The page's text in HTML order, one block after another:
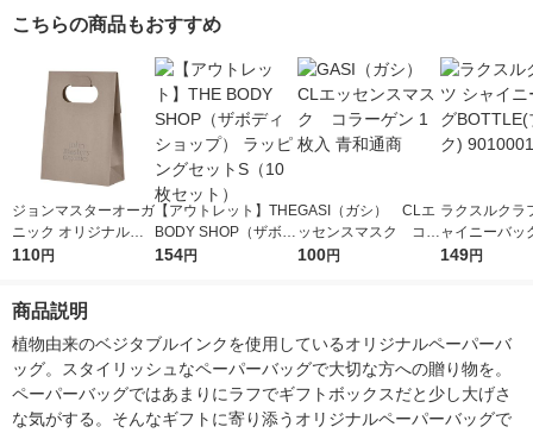
こちらの商品もおすすめ
ジョンマスターオーガ
ニック オリジナルペ
ーパーバッグSS グレ
110円
【アウトレット】THE
BODY SHOP（ザボデ
ィショップ） ラッピ
154円
GASI（ガシ） CLエ
ッセンスマスク コラ
ーゲン 1枚入 青和通
100円
ラクスルクラ
ャイニーバッ
LE(ブラック)
149円
商品説明
植物由来のベジタブルインクを使用しているオリジナルペーパーバ
ッグ。スタイリッシュなペーパーバッグで大切な方への贈り物を。
ペーパーバッグではあまりにラフでギフトボックスだと少し大げさ
な気がする。そんなギフトに寄り添うオリジナルペーパーバッグで